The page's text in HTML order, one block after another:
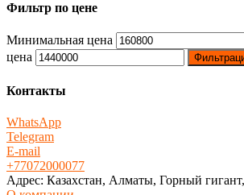
Фильтр по цене
Минимальная цена
цена
Контакты
WhatsApp
Telegram
E-mail
+77072000077
Адрес: Казахстан, Алматы, Горный